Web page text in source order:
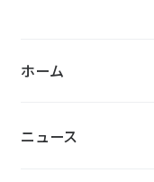
ホーム
ニュース